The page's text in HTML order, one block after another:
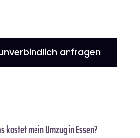
anfragen
kostet mein Umzug in Essen?